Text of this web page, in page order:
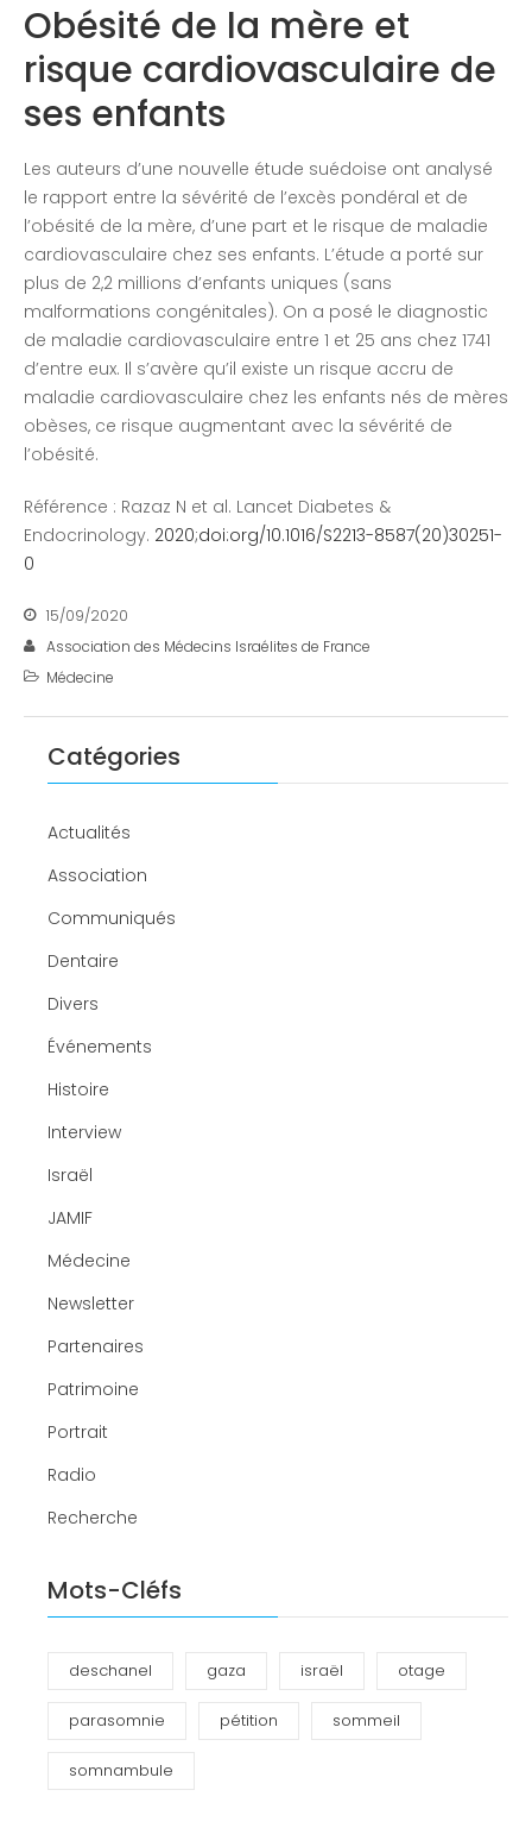
Obésité de la mère et
risque cardiovasculaire de
ses enfants
Les auteurs d’une nouvelle étude suédoise ont analysé
le rapport entre la sévérité de l’excès pondéral et de
l’obésité de la mère, d’une part et le risque de maladie
cardiovasculaire chez ses enfants. L’étude a porté sur
plus de 2,2 millions d’enfants uniques (sans
malformations congénitales). On a posé le diagnostic
de maladie cardiovasculaire entre 1 et 25 ans chez 1741
d’entre eux. Il s’avère qu’il existe un risque accru de
maladie cardiovasculaire chez les enfants nés de mères
obèses, ce risque augmentant avec la sévérité de
l’obésité.
Référence : Razaz N et al. Lancet Diabetes &
Endocrinology. 2020;doi:org/10.1016/S2213-8587(20)30251-
0
15/09/2020
Association des Médecins Israélites de France
Médecine
Catégories
Actualités
Association
Communiqués
Dentaire
Divers
Événements
Histoire
Interview
Israël
JAMIF
Médecine
Newsletter
Partenaires
Patrimoine
Portrait
Radio
Recherche
Mots-Cléfs
deschanel gaza israël otage
parasomnie pétition sommeil
somnambule